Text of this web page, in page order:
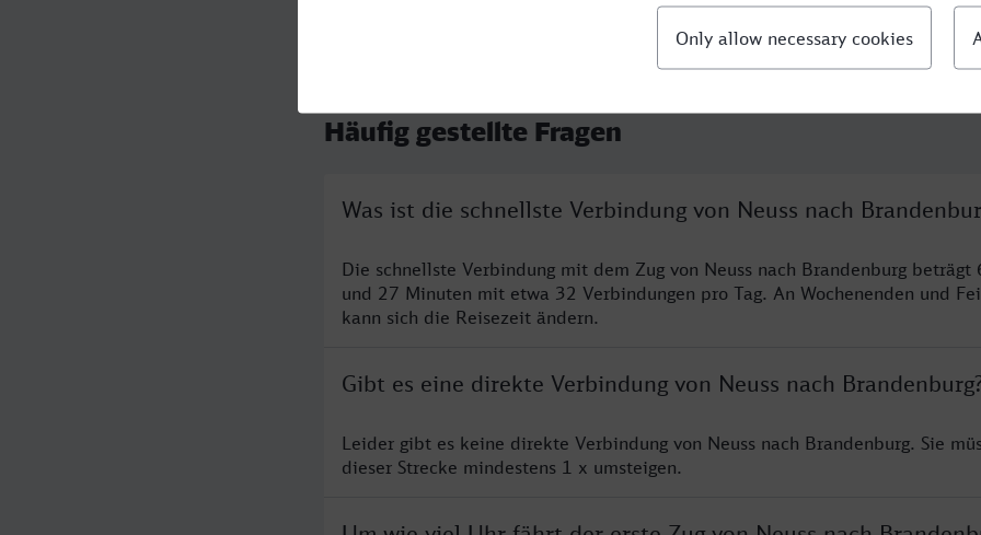
Häufig gestellte Fragen
Was ist die schnellste Verbindung von Neuss nach
Die schnellste Verbindung mit dem Zug von Neuss nach Brandenburg beträgt
und 27 Minuten mit etwa 32 Verbindungen pro Tag. An Wochenenden und
kann sich die Reisezeit ändern.
Gibt es eine direkte Verbindung von Neuss nach
Leider gibt es keine direkte Verbindung von Neuss nach Brandenburg. Sie
dieser Strecke mindestens 1 x umsteigen.